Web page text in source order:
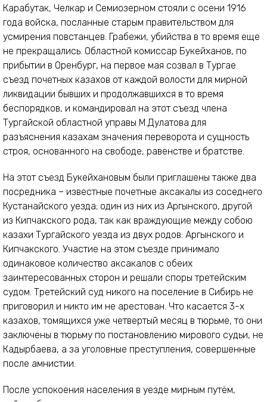
Карабутак, Челкар и Семиозерном стояли с осени 1916
года войска, посланные старым правительством для
усмирения повстанцев. Грабежи, убийства в то время еще
не прекращались. Областной комиссар Букейханов, по
прибытии в Оренбург, на первое мая созвал в Тургае
съезд почетных казахов от каждой волости для мирной
ликвидации бывших и продолжавшихся в то время
беспорядков, и командировал на этот съезд члена
Тургайской областной управы М.Дулатова для
разъяснения казахам значения переворота и сущность
строя, основанного на свободе, равенстве и братстве.
На этот съезд Букейхановым были приглашены также два
посредника – известные почетные аксакалы из соседнего
Кустанайского уезда; один из них из Аргынского, другой
из Кипчакского рода, так как враждующие между собою
казахи Тургайского уезда из двух родов: Аргынского и
Кипчакского. Участие на этом съезде принимало
одинаковое количество аксакалов с обеих
заинтересованных сторон и решали споры третейским
судом. Третейский суд никого на поселение в Сибирь не
приговорил и никто им не арестован. Что касается 3-х
казахов, томящихся уже четвертый месяц в тюрьме, то они
заключены в тюрьму по постановлению мирового судьи, не
Кадырбаева, а за уголовные преступления, совершенные
после амнистии.
После успокоения населения в уезде мирным путём,